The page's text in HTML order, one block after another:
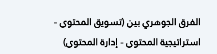
الفرق الجوهري بين (تسويق المحتوى -
استراتيجية المحتوى - إدارة المحتوى)